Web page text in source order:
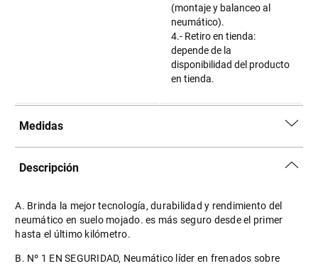
(montaje y balanceo al
neumático).
4.- Retiro en tienda:
depende de la
disponibilidad del producto
en tienda.
Medidas
Descripción
A. Brinda la mejor tecnología, durabilidad y rendimiento del
neumático en suelo mojado. es más seguro desde el primer
hasta el último kilómetro.
B. Nº 1 EN SEGURIDAD, Neumático líder en frenados sobre